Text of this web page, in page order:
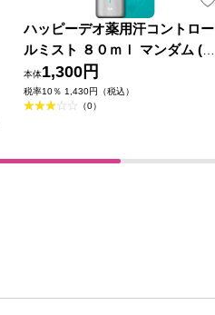
ハッピーデオ薬用汗コントロー
ルミスト ８０ｍｌ マンダム (医
薬部外品)
本体1,300円
税率10％ 1,430円（税込）
（0）